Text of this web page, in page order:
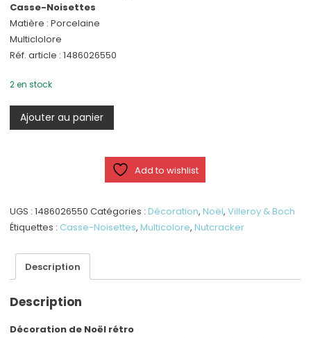
Casse-Noisettes
Matière : Porcelaine
Multiclolore
Réf. article : 1486026550
2 en stock
quantité
de
Casse-
Noisettes
Ajouter au panier
Add to wishlist
UGS :1486026550 Catégories :Décoration,Noël,Villeroy & Boch
Étiquettes : Casse-Noisettes,Multicolore,Nutcracker
Description
Description
Décoration de Noël rétro